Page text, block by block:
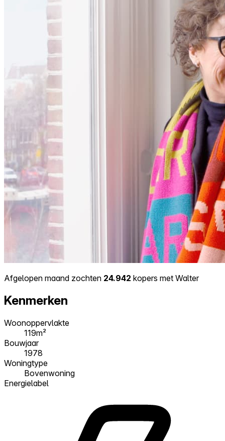
Afgelopen maand zochten 24.942 kopers met Walter
Kenmerken
Woonoppervlakte
119m²
Bouwjaar
1978
Woningtype
Bovenwoning
Energielabel